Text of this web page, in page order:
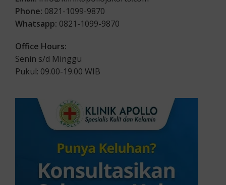
Phone: 0821-1099-9870
Whatsapp: 0821-1099-9870
Office Hours:
Senin s/d Minggu
Pukul: 09.00-19.00 WIB